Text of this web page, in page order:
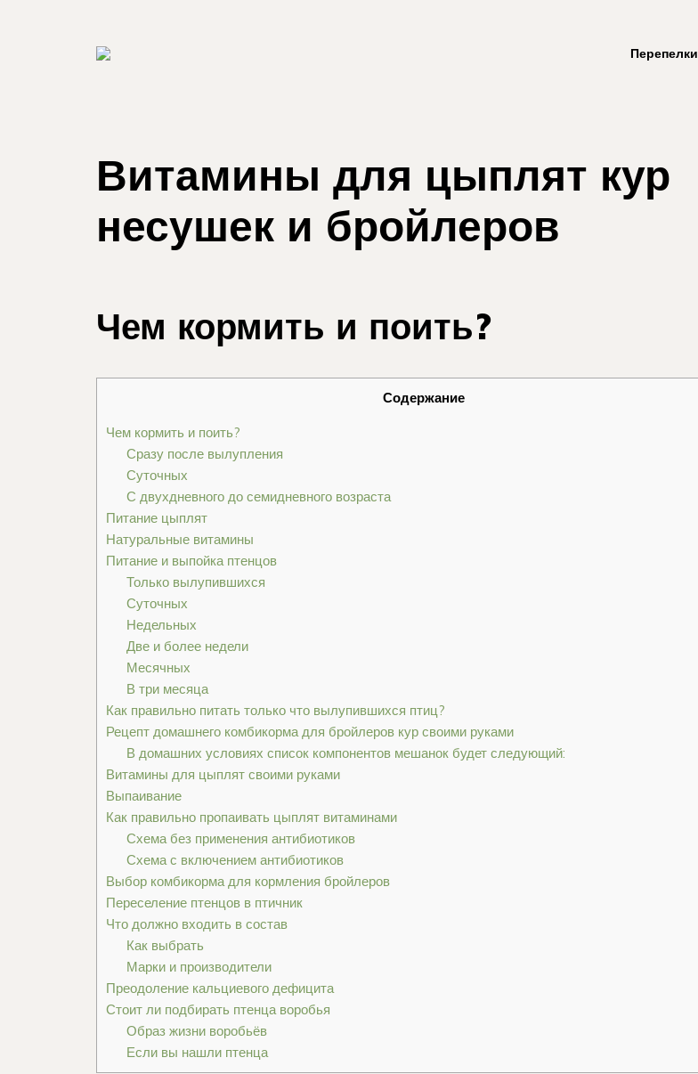
Перепелки
Витамины для цыплят кур
несушек и бройлеров
Чем кормить и поить?
Содержание
Чем кормить и поить?
Сразу после вылупления
Суточных
С двухдневного до семидневного возраста
Питание цыплят
Натуральные витамины
Питание и выпойка птенцов
Только вылупившихся
Суточных
Недельных
Две и более недели
Месячных
В три месяца
Как правильно питать только что вылупившихся птиц?
Рецепт домашнего комбикорма для бройлеров кур своими руками
В домашних условиях список компонентов мешанок будет следующий:
Витамины для цыплят своими руками
Выпаивание
Как правильно пропаивать цыплят витаминами
Схема без применения антибиотиков
Схема с включением антибиотиков
Выбор комбикорма для кормления бройлеров
Переселение птенцов в птичник
Что должно входить в состав
Как выбрать
Марки и производители
Преодоление кальциевого дефицита
Стоит ли подбирать птенца воробья
Образ жизни воробьёв
Если вы нашли птенца